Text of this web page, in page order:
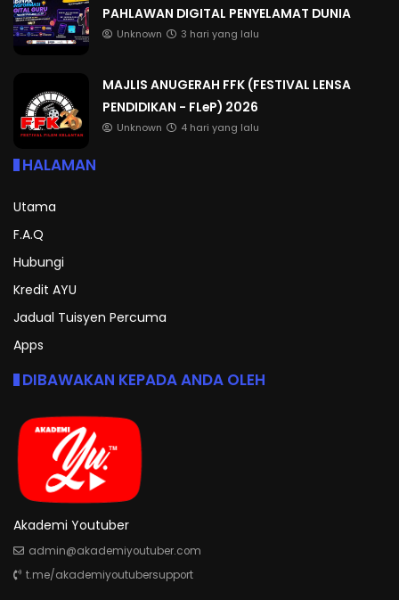
PAHLAWAN DIGITAL PENYELAMAT DUNIA
Unknown 3 hari yang lalu
MAJLIS ANUGERAH FFK (FESTIVAL LENSA
PENDIDIKAN - FLeP) 2026
Unknown 4 hari yang lalu
HALAMAN
Utama
F.A.Q
Hubungi
Kredit AYU
Jadual Tuisyen Percuma
Apps
DIBAWAKAN KEPADA ANDA OLEH
Akademi Youtuber
admin@akademiyoutuber.com
t.me/akademiyoutubersupport